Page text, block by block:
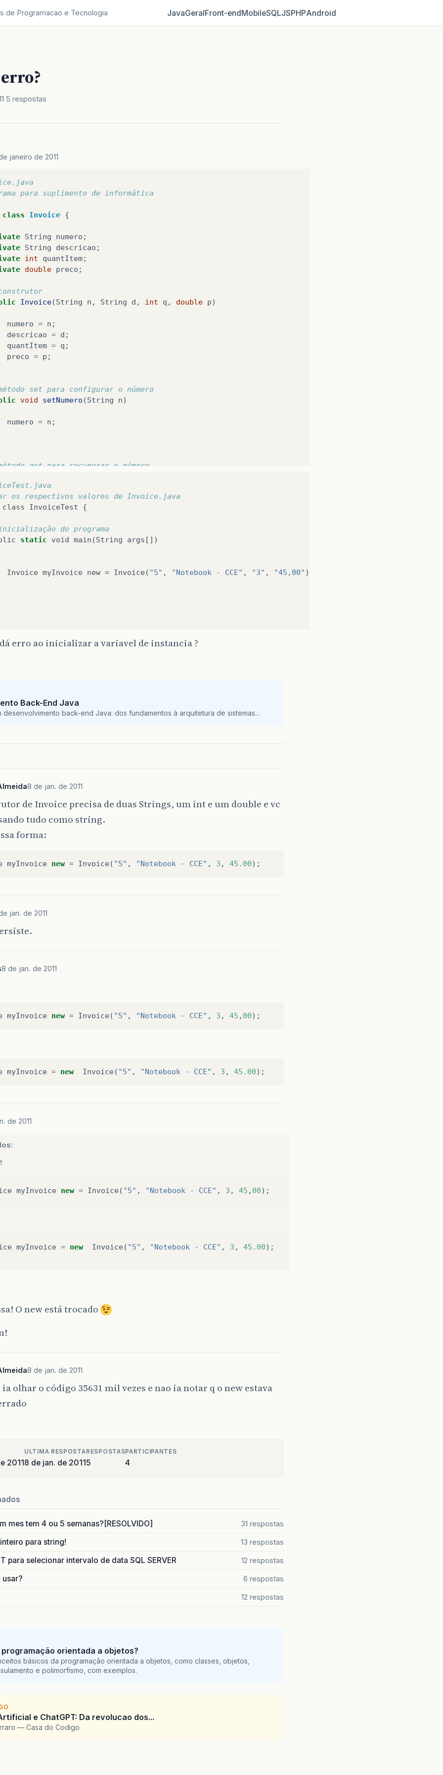
de Programacao e Tecnologia JavaGeralFront‑endMobileSQLJSPHPAndroid
5 respostas
janeiro de 2011
para suplimento de informática
class Invoice {
String numero ;
String descricao ;
int quantItem;
double preco ;
Invoice(String n , String d , int q , double p)
numero = n ;
descricao = d ;
quantItem = q ;
preco = p ;
set para configurar o número
void setNumero (String n)
numero = n ;
get para recuperar o número
return numero;
set para configurar a descrição
void setDesc (String d)
get para recuperar a descrição
para configurar o preco
void setPreco(double p)
preco = p ;
double getPreco ()
void
double result
else
os respectivos valores de Invoice.java
class InvoiceTest {
do programa
static void main (String args [])
Invoice myInvoice new = Invoice( "5" , "Notebook - CCE" , "3" , "45,00" );
erro ao inicializar a variavel de instancia ?
Back-End Java
desenvolvimento back-end Java: dos fundamentos à arquitetura de sistemas...
8 de jan. de 2011
de Invoice precisa de duas Strings, um int e um double e vc
tudo como string.
forma:
myInvoice new = Invoice( "5" , "Notebook - CCE" , 3 , 45.00);
jan. de 2011
8 de jan. de 2011
myInvoice new = Invoice( "5" , "Notebook - CCE" , 3 , 45 , 00);
myInvoice = new Invoice( "5" , "Notebook - CCE" , 3 , 45.00);
de 2011
myInvoice new = Invoice( "5" , "Notebook - CCE" , 3 , 45 , 00);
myInvoice = new Invoice( "5" , "Notebook - CCE" , 3 , 45.00);
O new está trocado
8 de jan. de 2011
olhar o código 35631 mil vezes e nao ia notar q o new estava
2011
ULTIMA RESPOSTA
8 de jan. de 2011
RESPOSTAS
5
PARTICIPANTES
4
mes tem 4 ou 5 semanas?[RESOLVIDO] 31 respostas
para string! 13 respostas
para selecionar intervalo de data SQL SERVER 12 respostas
6 respostas
12 respostas
programação orientada a objetos?
básicos da programação orientada a objetos, como classes, objetos,
e polimorfismo, com exemplos.
e ChatGPT: Da revolucao dos...
— Casa do Codigo